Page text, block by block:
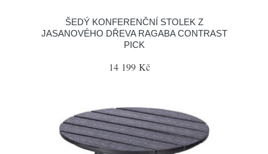
ŠEDÝ KONFERENČNÍ STOLEK Z
JASANOVÉHO DŘEVA RAGABA CONTRAST
PICK
14 199 Kč